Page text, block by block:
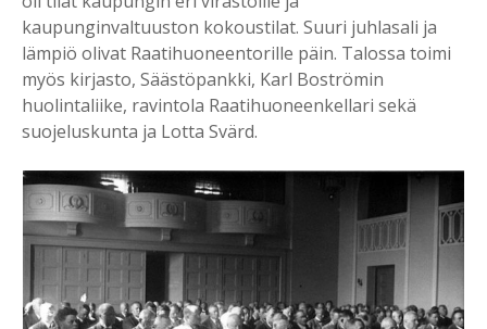
kaupunginvaltuuston kokoustilat. Suuri juhlasali ja
lämpiö olivat Raatihuoneentorille päin. Talossa toimi
myös kirjasto, Säästöpankki, Karl Boströmin
huolintaliike, ravintola Raatihuoneenkellari sekä
suojeluskunta ja Lotta Svärd.